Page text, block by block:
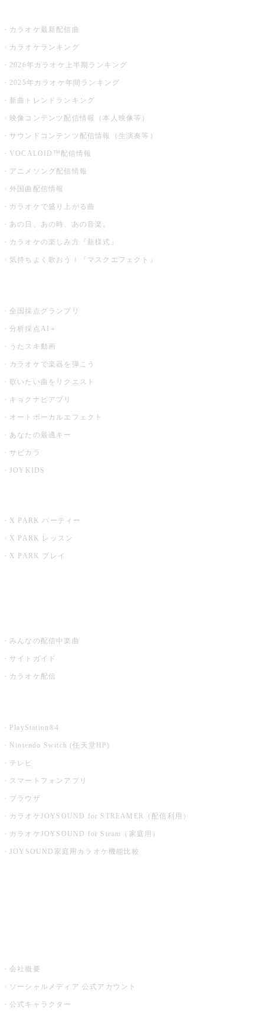
カラオケ最新配信曲
カラオケランキング
2026年カラオケ上半期ランキング
2025年カラオケ年間ランキング
新曲トレンドランキング
映像コンテンツ配信情報（本人映像等）
サウンドコンテンツ配信情報（生演奏等）
VOCALOID™配信情報
アニメソング配信情報
外国曲配信情報
カラオケで盛り上がる曲
あの日、あの時、あの音楽。
カラオケの楽しみ方『新様式』
気持ちよく歌おう！『マスクエフェクト』
全国採点グランプリ
分析採点AI＋
うたスキ動画
カラオケで楽器を弾こう
歌いたい曲をリクエスト
キョクナビアプリ
オートボーカルエフェクト
あなたの最適キー
サビカラ
JOYKIDS
X PARK パーティー
X PARK レッスン
X PARK プレイ
みんなの配信中楽曲
サイトガイド
カラオケ配信
PlayStation®4
Nintendo Switch (任天堂HP)
テレビ
スマートフォンアプリ
ブラウザ
カラオケJOYSOUND for STREAMER（配信利用）
カラオケJOYSOUND for Steam（家庭用）
JOYSOUND家庭用カラオケ機能比較
会社概要
ソーシャルメディア 公式アカウント
公式キャラクター